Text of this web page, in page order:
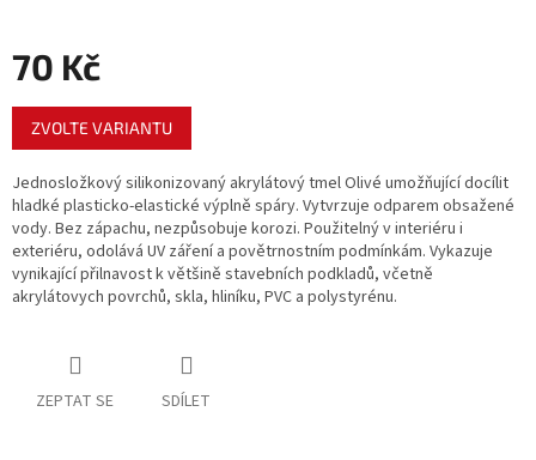
70 Kč
Měrná
cena:
ZVOLTE VARIANTU
Jednosložkový silikonizovaný akrylátový tmel Olivé umožňující docílit
hladké plasticko-elastické výplně spáry. Vytvrzuje odparem obsažené
vody. Bez zápachu, nezpůsobuje korozi. Použitelný v interiéru i
exteriéru, odolává UV záření a povětrnostním podmínkám. Vykazuje
vynikající přilnavost k většině stavebních podkladů, včetně
akrylátovych povrchů, skla, hliníku, PVC a polystyrénu.
ZEPTAT SE SDÍLET